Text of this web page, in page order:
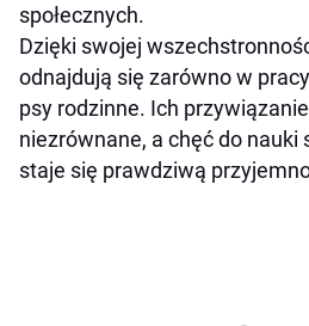
społecznych.
Dzięki swojej
odnajdują się zarówno w
psy rodzinne. Ich
niezrównane, a chęć do nauki
staje się prawdziwą